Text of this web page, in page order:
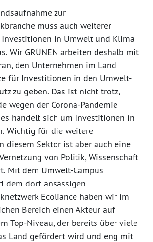
zur
muss auch weiterer
Investitionen in Umwelt und Klima
Wir GRÜNEN arbeiten deshalb mit
den Unternehmen im Land
für Investitionen in den Umwelt-
zu geben. Das ist nicht trotz,
wegen der Corona-Pandemie
handelt sich um Investitionen in
Wichtig für die weitere
diesem Sektor ist aber auch eine
von Politik, Wissenschaft
Mit dem Umwelt-Campus
dem dort ansässigen
Ecoliance haben wir im
Bereich einen Akteur auf
Top-Niveau, der bereits über viele
Land gefördert wird und eng mit